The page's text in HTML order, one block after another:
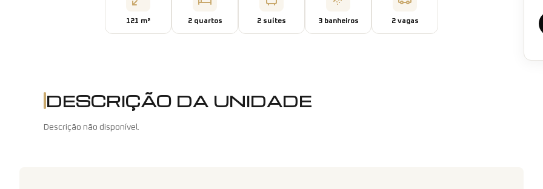
121 m² 2quartos 2 suítes 3banheiros 2vagas
DESCRIÇÃO DA UNIDADE
Descrição não disponível.